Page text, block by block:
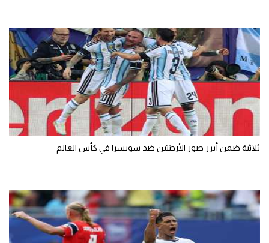
ثلاثية ضمن أبرز صور الأرجنتين ضد سويسرا في كأس العالم